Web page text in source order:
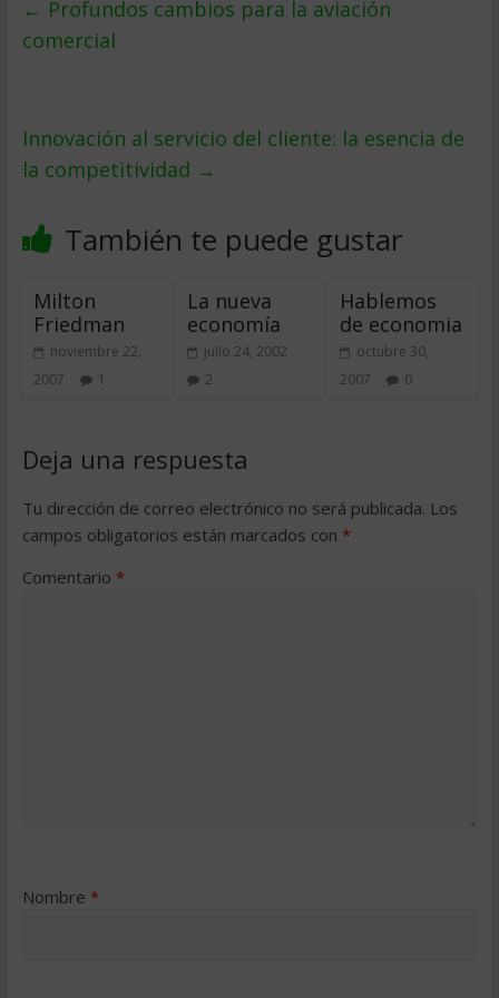
← Profundos cambios para la aviación
comercial
Innovación al servicio del cliente: la esencia de
la competitividad →
También te puede gustar
Milton
Friedman
noviembre 22,
2007
1
La nueva
economía
julio 24, 2002
2
Hablemos
de economia
octubre 30,
2007
0
Deja una respuesta
Tu dirección de correo electrónico no será publicada. Los
campos obligatorios están marcados con *
Comentario *
Nombre *